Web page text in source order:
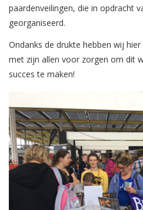
paardenveilingen, die in opdracht
georganiseerd.
Ondanks de drukte hebben wij
met zijn allen voor zorgen om dit
succes te maken!